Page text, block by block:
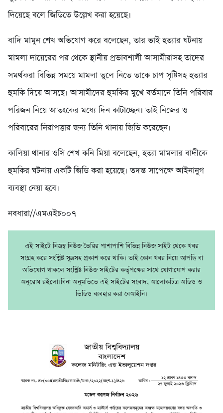
দিয়েছে বলে জিডিতে উল্লেখ করা হয়েছে।
বাদি মামুন শেখ অভিযোগ করে বলেছেন, তার ভাই হত্যার ঘটনায়
মামলা দায়েরের পর থেকে স্থানীয় প্রভাবশালী আসামীরাসহ তাদের
সমর্থকরা বিভিন্ন সময়ে মামলা তুলে নিতে তাকে চাপ সৃষ্টিসহ হত্যার
হুমকি দিয়ে আসছে। আসামীদের হুমকির মুখে বর্তমানে তিনি পরিবার
পরিজন নিয়ে আতংকের মধ্যে দিন কাটাচ্ছেন। তাই নিজের ও
পরিবারের নিরাপত্তার জন্য তিনি থানায় জিডি করেছেন।
কালিয়া থানার ওসি শেখ কনি মিয়া বলেছেন, হত্যা মামলার বাদীকে
হুমকির ঘটনায় একটি জিডি করা হয়েছে। তদন্ত সাপেক্ষে আইনানুগ
ব্যবস্থা নেয়া হবে।
নবধারা//এমএইচ০০৭
এই সাইটে নিজম্ব নিউজ তৈরির পাশাপাশি বিভিন্ন নিউজ সাইট থেকে খবর
সংগ্রহ করে সংশ্লিষ্ট সূত্রসহ প্রকাশ করে থাকি। তাই কোন খবর নিয়ে আপত্তি বা
অভিযোগ থাকলে সংশ্লিষ্ট নিউজ সাইটের কর্তৃপক্ষের সাথে যোগাযোগ করার
অনুরোধ রইলো।বিনা অনুমতিতে এই সাইটের সংবাদ, আলোকচিত্র অডিও ও
ভিডিও ব্যবহার করা বেআইনি।